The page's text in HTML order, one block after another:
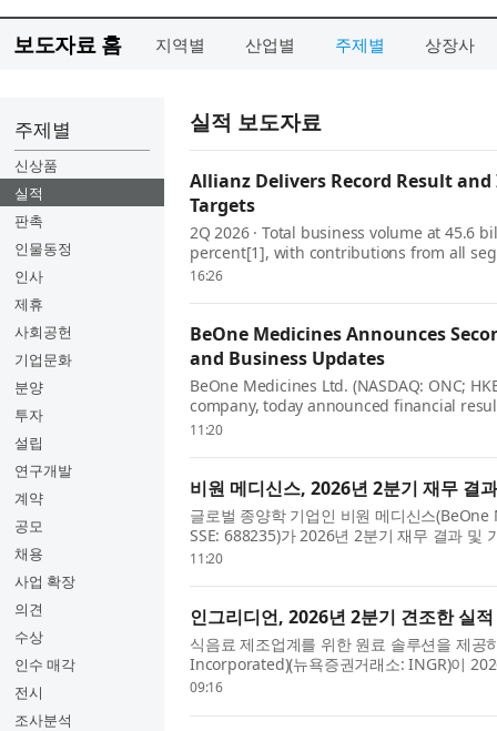
보도자료 홈 지역별 산업별 주제별 상장사
주제별
신상품
실적
판촉
인물동정
인사
제휴
사회공헌
기업문화
분양
투자
설립
연구개발
계약
공모
채용
사업 확장
의견
수상
인수 매각
전시
조사분석
실적 보도자료
Allianz Delivers Record Result
Targets
2Q 2026 · Total business volume at 45.6
percent[1], with contributions from all
excellent growth. · Operating profit rises
16:26
BeOne Medicines Announces
and Business Updates
BeOne Medicines Ltd. (NASDAQ: ONC;
company, today announced financial
second quarter of 2026. John V. Oyler, Co-
11:20
비원 메디신스, 2026년 2분기 재무 결
글로벌 종양학 기업인 비원 메디신스
SSE: 688235)가 2026년 2분기 재무 결과 및
겸 회장 겸 CEO인 존 V. 오일러(John V. O...
11:20
인그리디언, 2026년 2분기 견조한 실
식음료 제조업계를 위한 원료 솔루션을 제
Incorporated)(뉴욕증권거래소: INGR)이
겸 사장, 최고경영자(CEO)인 짐 잘리(Jim
09:16